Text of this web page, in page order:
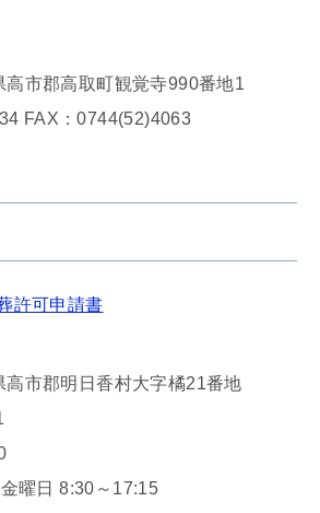
市郡高取町観覚寺990番地1
FAX：0744(52)4063
許可申請書
市郡明日香村大字橘21番地
曜日 8:30～17:15